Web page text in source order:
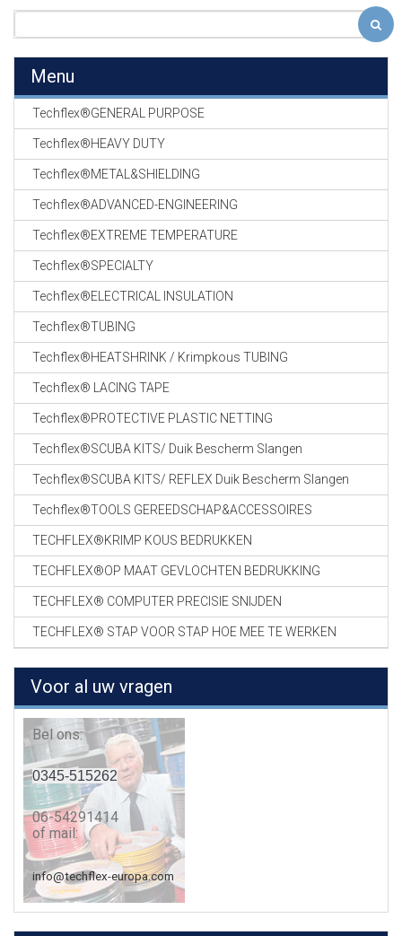
Menu
Techflex®GENERAL PURPOSE
Techflex®HEAVY DUTY
Techflex®METAL&SHIELDING
Techflex®ADVANCED-ENGINEERING
Techflex®EXTREME TEMPERATURE
Techflex®SPECIALTY
Techflex®ELECTRICAL INSULATION
Techflex®TUBING
Techflex®HEATSHRINK / Krimpkous TUBING
Techflex® LACING TAPE
Techflex®PROTECTIVE PLASTIC NETTING
Techflex®SCUBA KITS/ Duik Bescherm Slangen
Techflex®SCUBA KITS/ REFLEX Duik Bescherm Slangen
Techflex®TOOLS GEREEDSCHAP&ACCESSOIRES
TECHFLEX®KRIMP KOUS BEDRUKKEN
TECHFLEX®OP MAAT GEVLOCHTEN BEDRUKKING
TECHFLEX® COMPUTER PRECISIE SNIJDEN
TECHFLEX® STAP VOOR STAP HOE MEE TE WERKEN
Voor al uw vragen
Bel ons:
0345-515262
06-54291414
of mail:
info@techflex-europa.com